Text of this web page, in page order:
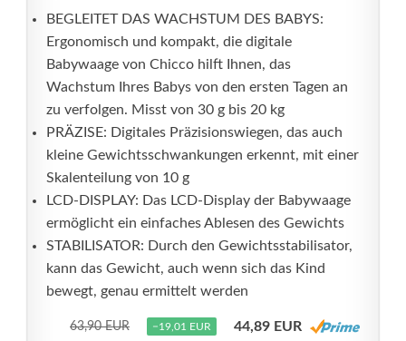
BEGLEITET DAS WACHSTUM DES BABYS:
Ergonomisch und kompakt, die digitale
Babywaage von Chicco hilft Ihnen, das
Wachstum Ihres Babys von den ersten Tagen an
zu verfolgen. Misst von 30 g bis 20 kg
PRÄZISE: Digitales Präzisionswiegen, das auch
kleine Gewichtsschwankungen erkennt, mit einer
Skalenteilung von 10 g
LCD-DISPLAY: Das LCD-Display der Babywaage
ermöglicht ein einfaches Ablesen des Gewichts
STABILISATOR: Durch den Gewichtsstabilisator,
kann das Gewicht, auch wenn sich das Kind
bewegt, genau ermittelt werden
63,90 EUR −19,01 EUR 44,89 EUR